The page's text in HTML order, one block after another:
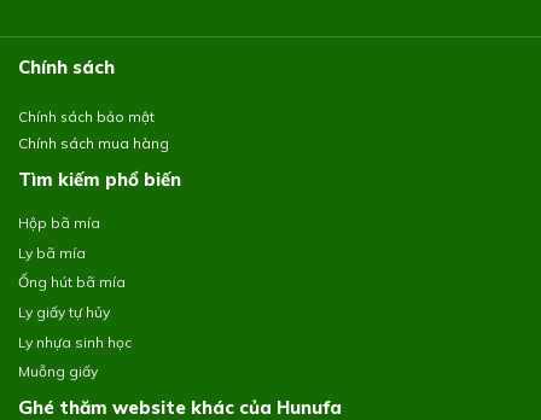
Chính sách
Chính sách bảo mật
Chính sách mua hàng
Tìm kiếm phổ biến
Hộp bã mía
Ly bã mía
Ống hút bã mía
Ly giấy tự hủy
Ly nhựa sinh học
Muỗng giấy
Ghé thăm website khác của Hunufa